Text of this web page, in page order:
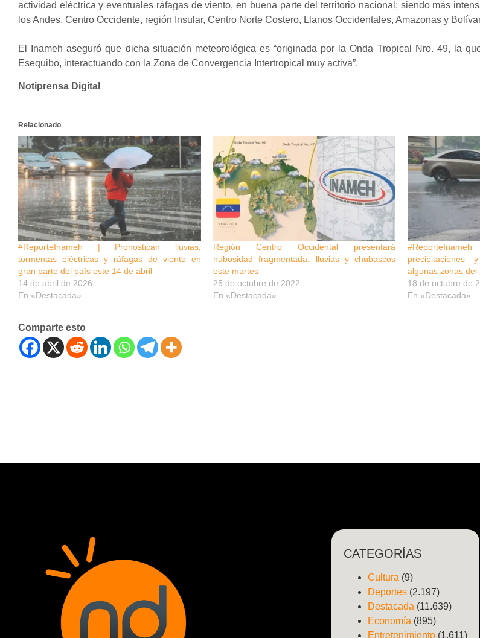
actividad eléctrica y eventuales ráfagas de viento, en buena parte del territorio nacional; siendo más
los Andes, Centro Occidente, región Insular, Centro Norte Costero, Llanos Occidentales, Amazonas y
El Inameh aseguró que dicha situación meteorológica es “originada por la Onda Tropical Nro. 49, la
Esequibo, interactuando con la Zona de Convergencia Intertropical muy activa”.
Notiprensa Digital
Relacionado
#ReporteInameh | Pronostican lluvias,
tormentas eléctricas y ráfagas de viento en
gran parte del país este 14 de abril
14 de abril de 2026
En «Destacada»
Región Centro Occidental presentará
nubosidad fragmentada, lluvias y chubascos
este martes
25 de octubre de 2022
En «Destacada»
precipitaciones
algunas zonas del
18 de octubre de
En «Destacada»
Comparte esto
CATEGORÍAS
Cultura (9)
Deportes (2.197)
Destacada (11.639)
Economía (895)
Entretenimiento (1.611)